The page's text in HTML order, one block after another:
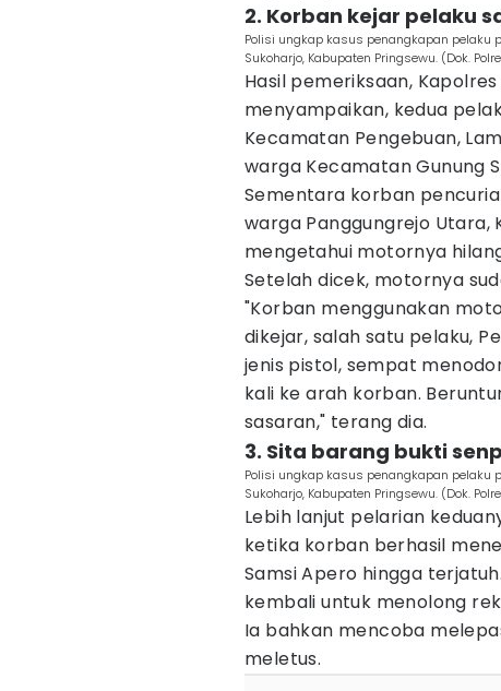
2. Korban kejar pelaku
Polisi ungkap kasus penangkapan pelaku
Sukoharjo, Kabupaten Pringsewu. (Dok.
Hasil pemeriksaan,
menyampaikan, kedua
Kecamatan Pengebuan,
warga Kecamatan Gunung
Sementara korban
warga Panggungrejo Utara,
mengetahui motornya
Setelah dicek, motornya
"Korban menggunakan
dikejar, salah satu pelaku,
jenis pistol, sempat
kali ke arah korban.
sasaran," terang dia.
3. Sita barang bukti
Polisi ungkap kasus penangkapan pelaku
Sukoharjo, Kabupaten Pringsewu. (Dok.
Lebih lanjut pelarian
ketika korban berhasil
Samsi Apero hingga
kembali untuk menolong
Ia bahkan mencoba
meletus.